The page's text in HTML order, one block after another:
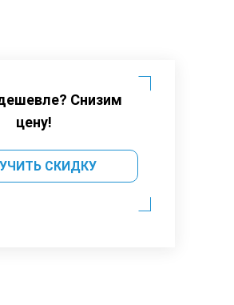
Снизим
цену!
СКИДКУ